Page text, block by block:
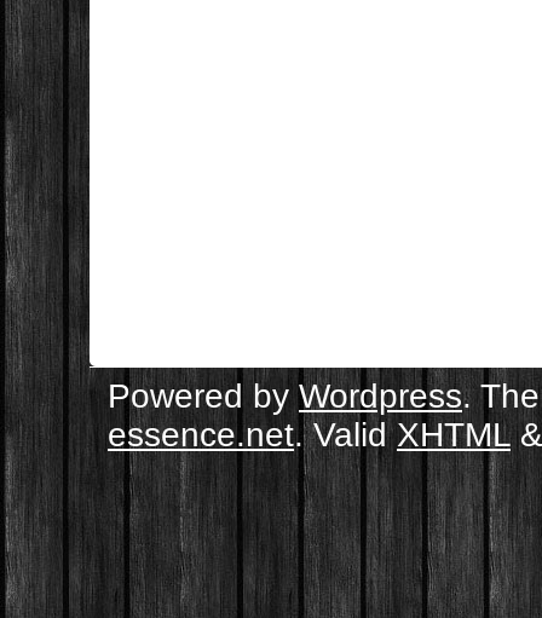
Powered by Wordpress.
essence.net. ValidXHTML